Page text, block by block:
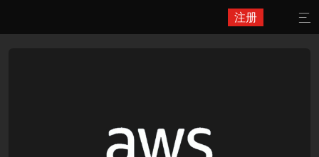
注册 